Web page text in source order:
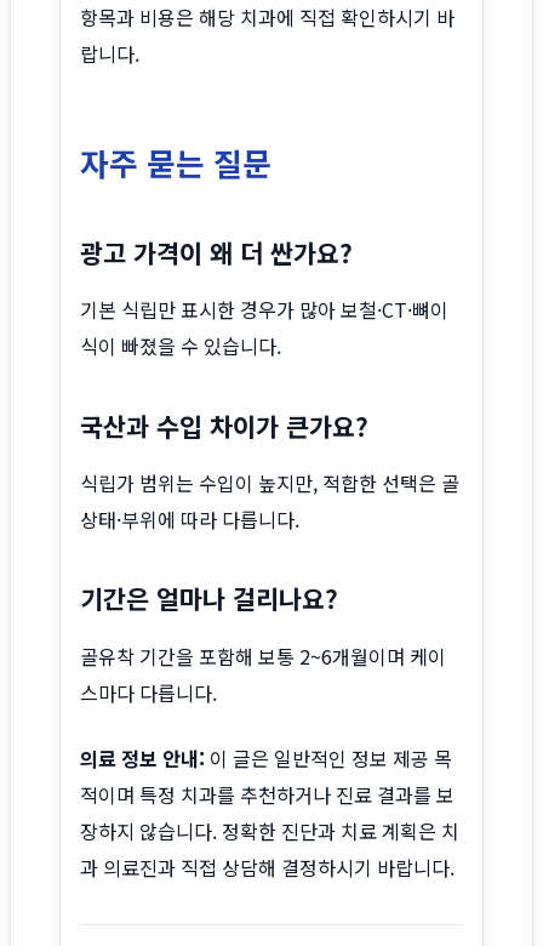
항목과 비용은 해당 치과에 직접 확인하시기 바
랍니다.
자주 묻는 질문
광고 가격이 왜 더 싼가요?
기본 식립만 표시한 경우가 많아 보철·CT·뼈이
식이 빠졌을 수 있습니다.
국산과 수입 차이가 큰가요?
식립가 범위는 수입이 높지만, 적합한 선택은 골
상태·부위에 따라 다릅니다.
기간은 얼마나 걸리나요?
골유착 기간을 포함해 보통 2~6개월이며 케이
스마다 다릅니다.
의료 정보 안내: 이 글은 일반적인 정보 제공 목
적이며 특정 치과를 추천하거나 진료 결과를 보
장하지 않습니다. 정확한 진단과 치료 계획은 치
과 의료진과 직접 상담해 결정하시기 바랍니다.